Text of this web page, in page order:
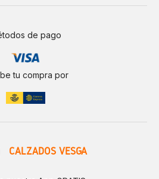
de pago
tu compra por
CALZADOS VESGA